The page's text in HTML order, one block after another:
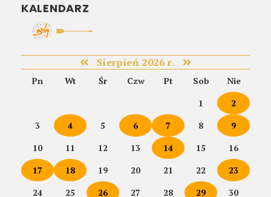
KALENDARZ
Sierpień 2026 r.
Pn Wt Śr Czw Pt Sob
Nie
1
2
3
4 5 6 7 8
9
10
11 12 13 14 15
16
17
18 19 20 21 22
23
24
25 26 27 28 29 30